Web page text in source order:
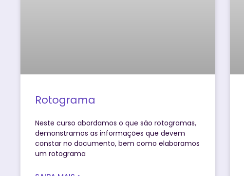
Rotograma
Neste curso abordamos o que são rotogramas,
demonstramos as informações que devem
constar no documento, bem como elaboramos
um rotograma